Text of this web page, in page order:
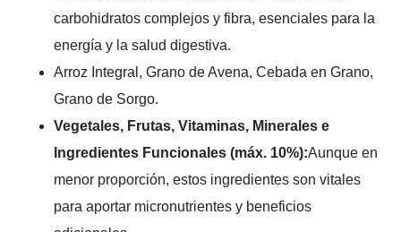
carbohidratos complejos y fibra, esenciales para la
energía y la salud digestiva.
Arroz Integral, Grano de Avena, Cebada en Grano,
Grano de Sorgo.
Vegetales, Frutas, Vitaminas, Minerales e
Ingredientes Funcionales (máx. 10%):Aunque en
menor proporción, estos ingredientes son vitales
para aportar micronutrientes y beneficios